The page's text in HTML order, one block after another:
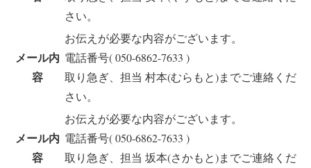
さい。
メール内
容
お伝えが必要な内容がございます。
電話番号( 050-6862-7633 )
取り急ぎ、担当 村本(むらもと)までご連絡くだ
さい。
メール内
容
お伝えが必要な内容がございます。
電話番号( 050-6862-7633 )
取り急ぎ、担当 坂本(さかもと)までご連絡くだ